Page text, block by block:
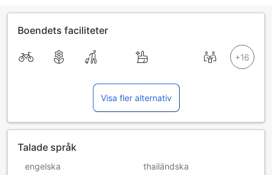
Boendets faciliteter
Visa fler alternativ
Talade språk
engelska thailändska